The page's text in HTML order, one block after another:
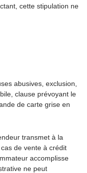
cette stipulation ne
abusives, exclusion,
clause prévoyant le
de carte grise en
transmet à la
de vente à crédit
accomplisse
ne peut